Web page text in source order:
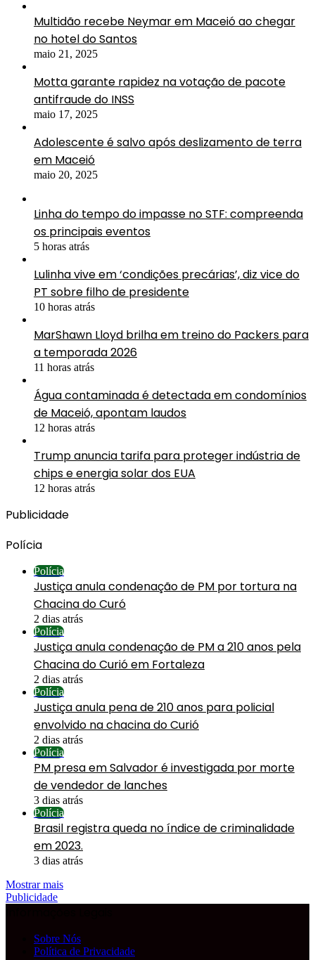
Multidão recebe Neymar em Maceió ao chegar
no hotel do Santos
maio 21, 2025
Motta garante rapidez na votação de pacote
antifraude do INSS
maio 17, 2025
Adolescente é salvo após deslizamento de terra
em Maceió
maio 20, 2025
Linha do tempo do impasse no STF: compreenda
os principais eventos
5 horas atrás
Lulinha vive em ‘condições precárias’, diz vice do
PT sobre filho de presidente
10 horas atrás
MarShawn Lloyd brilha em treino do Packers para
a temporada 2026
11 horas atrás
Água contaminada é detectada em condomínios
de Maceió, apontam laudos
12 horas atrás
Trump anuncia tarifa para proteger indústria de
chips e energia solar dos EUA
12 horas atrás
Publicidade
Polícia
Polícia
Justiça anula condenação de PM por tortura na
Chacina do Curó
2 dias atrás
Polícia
Justiça anula condenação de PM a 210 anos pela
Chacina do Curió em Fortaleza
2 dias atrás
Polícia
Justiça anula pena de 210 anos para policial
envolvido na chacina do Curió
2 dias atrás
Polícia
PM presa em Salvador é investigada por morte
de vendedor de lanches
3 dias atrás
Polícia
Brasil registra queda no índice de criminalidade
em 2023.
3 dias atrás
Mostrar mais
Publicidade
Sobre Nós
Política de Privacidade